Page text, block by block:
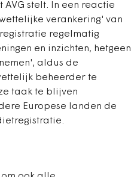
stelt. In een reactie
verankering' van
regelmatig
en inzichten, hetgeen
aldus de
beheerder te
taak te blijven
Europese landen de